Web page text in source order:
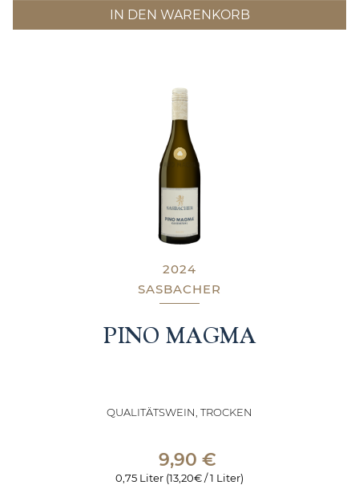
IN DEN WARENKORB
2024
SASBACHER
PINO MAGMA
QUALITÄTSWEIN, TROCKEN
9,90 €
0,75 Liter (13,20€ / 1 Liter)